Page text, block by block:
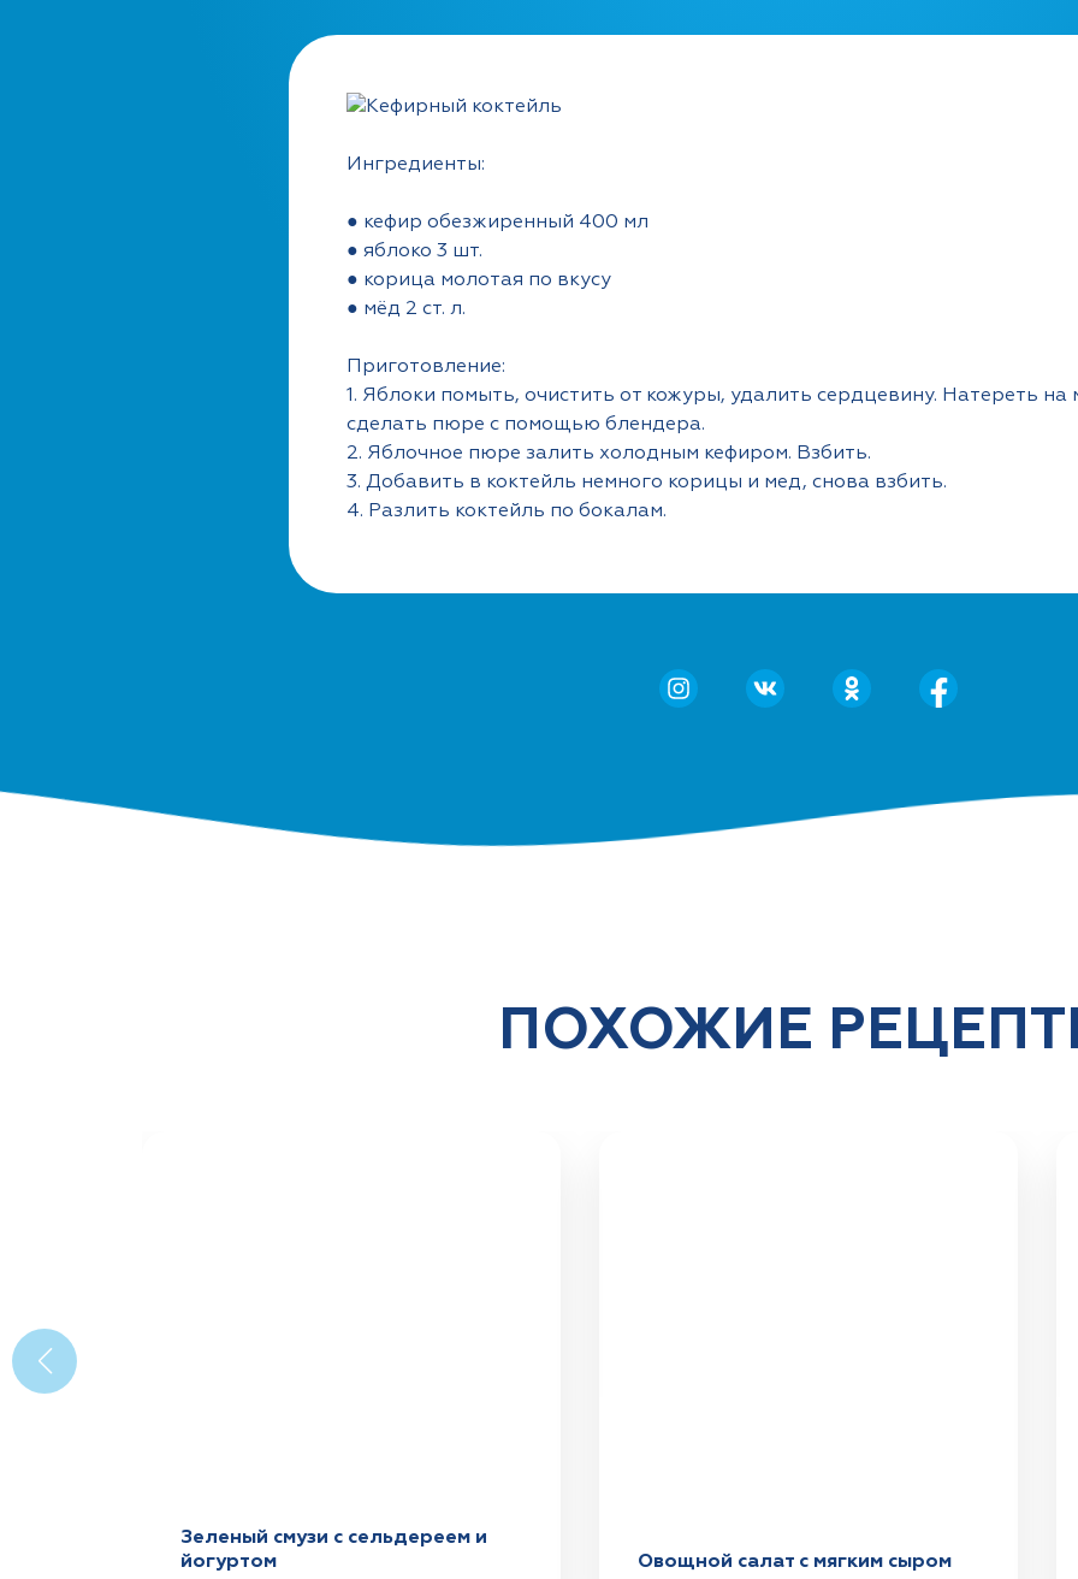
Ингредиенты:
● кефир обезжиренный 400 мл
● яблоко 3 шт.
● корица молотая по вкусу
● мёд 2 ст. л.
Приготовление:
1. Яблоки помыть, очистить от кожуры, удалить сердцевину. Натереть на
сделать пюре с помощью блендера.
2. Яблочное пюре залить холодным кефиром. Взбить.
3. Добавить в коктейль немного корицы и мед, снова взбить.
4. Разлить коктейль по бокалам.
ПОХОЖИЕ
Зеленый смузи с сельдереем и
йогуртом
Овощной салат с мягким сыром